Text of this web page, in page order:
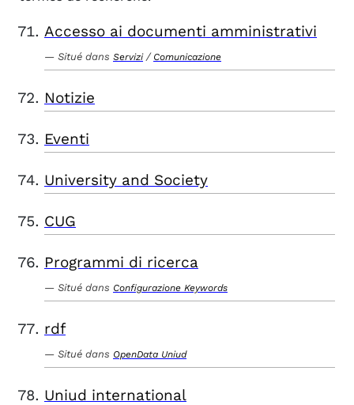
Accesso ai documenti amministrativi
Situé dans Servizi / Comunicazione
Notizie
Eventi
University and Society
CUG
Programmi di ricerca
Situé dans Configurazione Keywords
rdf
Situé dans OpenData Uniud
Uniud international